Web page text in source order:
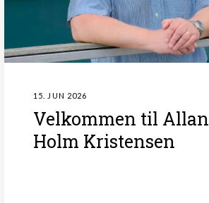
15. JUN 2026
Velkommen til Allan
Holm Kristensen